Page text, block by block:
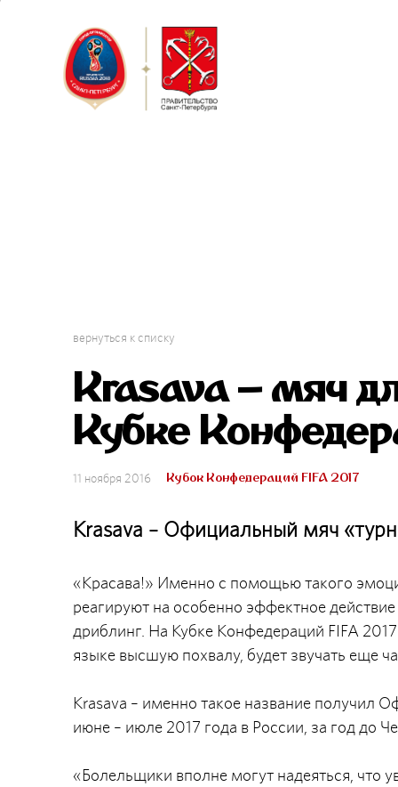
вернуться к списку
Krasava – мяч
Кубке
11 ноября 2016 Кубок Конфедераций FIFA 2017
Krasava – Официальный мяч
«Красава!» Именно с помощью такого
реагируют на особенно эффектное
дриблинг. На Кубке Конфедераций FIFA
языке высшую похвалу, будет звучать еще
Krasava – именно такое название получил
июне – июле 2017 года в России, за год до
«Болельщики вполне могут надеяться, что